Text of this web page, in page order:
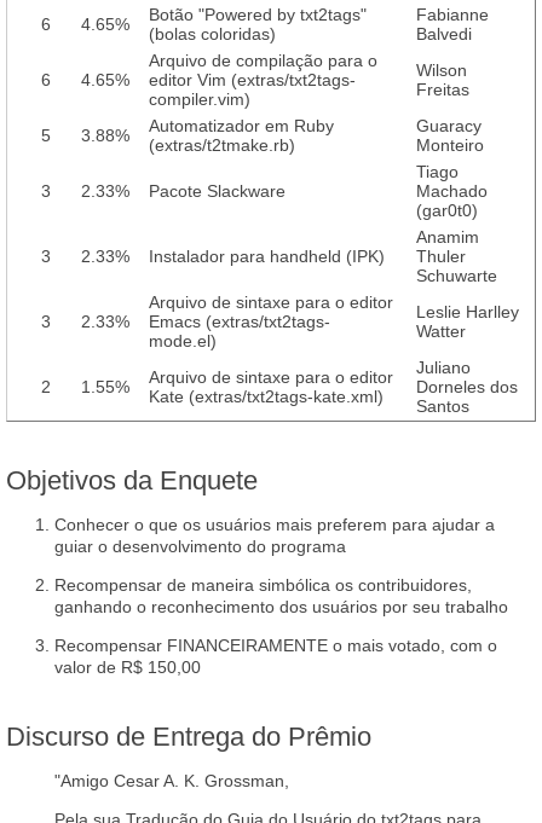
6
4.65%
Botão "Powered by txt2tags"
(bolas coloridas)
Fabianne
Balvedi
6 4.65%
Arquivo de compilação para o
editor Vim (extras/txt2tags-
compiler.vim)
Wilson
Freitas
5 3.88%
Automatizador em Ruby
(extras/t2tmake.rb)
Guaracy
Monteiro
3 2.33% Pacote Slackware
Tiago
Machado
(gar0t0)
3 2.33% Instalador para handheld (IPK)
Anamim
Thuler
Schuwarte
3 2.33%
Arquivo de sintaxe para o editor
Emacs (extras/txt2tags-
mode.el)
Leslie Harlley
Watter
2 1.55%
Arquivo de sintaxe para o editor
Kate (extras/txt2tags-kate.xml)
Juliano
Dorneles dos
Santos
Objetivos da Enquete
Conhecer o que os usuários mais preferem para ajudar a
guiar o desenvolvimento do programa
Recompensar de maneira simbólica os contribuidores,
ganhando o reconhecimento dos usuários por seu trabalho
Recompensar FINANCEIRAMENTE o mais votado, com o
valor de R$ 150,00
Discurso de Entrega do Prêmio
"Amigo Cesar A. K. Grossman,